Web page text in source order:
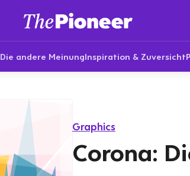
Die andere MeinungInspiration & Zuversicht
Graphics
Corona: